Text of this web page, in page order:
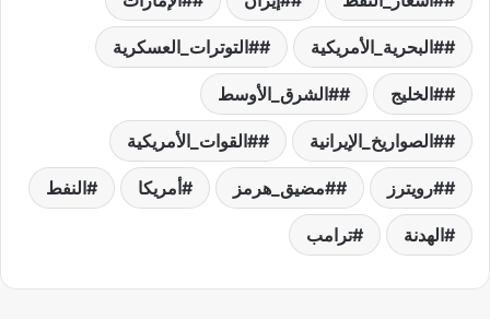
#البحرية_الأمريكية #التوترات_العسكرية
#الخليج #الشرق_الأوسط
#الصواريخ_الإيرانية #القوات_الأمريكية
#رويترز #مضيق_هرمز أمريكا النفط
الهدنة ترامب